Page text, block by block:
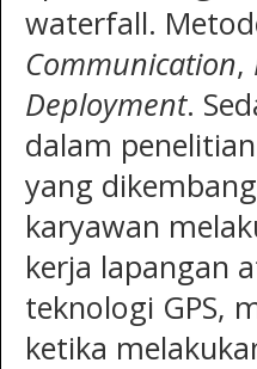
waterfall.
Communication,
Deployment.
dalam
yang
karyawan
kerja lapangan
teknologi GPS,
ketika